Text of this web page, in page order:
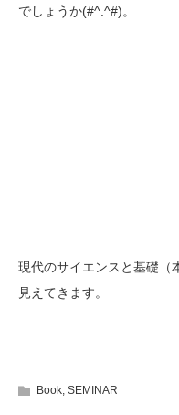
でしょうか(#^.^#)。
現代のサイエンスと基礎（
見えてきます。
Book, SEMINAR